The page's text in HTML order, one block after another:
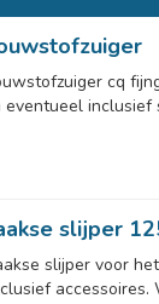
cq
eventueel inclusief
slijper
slijper voor
accessoires.